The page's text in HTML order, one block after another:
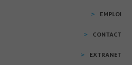
EMPLOI
CONTACT
EXTRANET